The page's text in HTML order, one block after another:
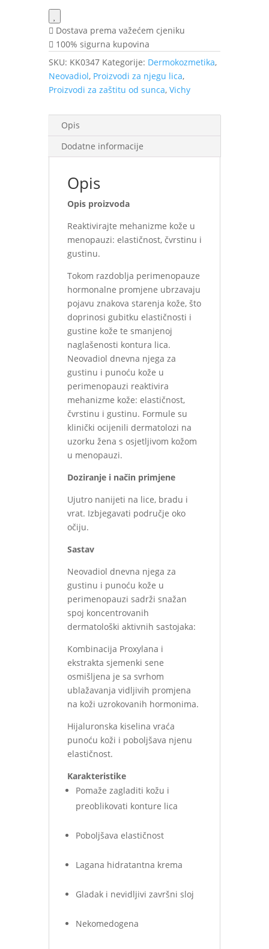
dnevna
krema
50
ml
količina
Dostava prema važećem cjeniku
100% sigurna kupovina
SKU: KK0347 Kategorije: Dermokozmetika,
Neovadiol, Proizvodi za njegu lica,
Proizvodi za zaštitu od sunca, Vichy
Opis
Dodatne informacije
Opis
Opis proizvoda
Reaktivirajte mehanizme kože u
menopauzi: elastičnost, čvrstinu i
gustinu.
Tokom razdoblja perimenopauze
hormonalne promjene ubrzavaju
pojavu znakova starenja kože, što
doprinosi gubitku elastičnosti i
gustine kože te smanjenoj
naglašenosti kontura lica.
Neovadiol dnevna njega za
gustinu i punoću kože u
perimenopauzi reaktivira
mehanizme kože: elastičnost,
čvrstinu i gustinu. Formule su
klinički ocijenili dermatolozi na
uzorku žena s osjetljivom kožom
u menopauzi.
Doziranje i način primjene
Ujutro nanijeti na lice, bradu i
vrat. Izbjegavati područje oko
očiju.
Sastav
Neovadiol dnevna njega za
gustinu i punoću kože u
perimenopauzi sadrži snažan
spoj koncentrovanih
dermatološki aktivnih sastojaka:
Kombinacija Proxylana i
ekstrakta sjemenki sene
osmišljena je sa svrhom
ublažavanja vidljivih promjena
na koži uzrokovanih hormonima.
Hijaluronska kiselina vraća
punoću koži i poboljšava njenu
elastičnost.
Karakteristike
Pomaže zagladiti kožu i
preoblikovati konture lica
Poboljšava elastičnost
Lagana hidratantna krema
Gladak i nevidljivi završni sloj
Nekomedogena